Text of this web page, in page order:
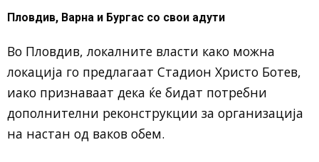
Пловдив, Варна и Бургас со свои адути
Во Пловдив, локалните власти како можна
локација го предлагаат Стадион Христо Ботев,
иако признаваат дека ќе бидат потребни
дополнителни реконструкции за организација
на настан од ваков обем.